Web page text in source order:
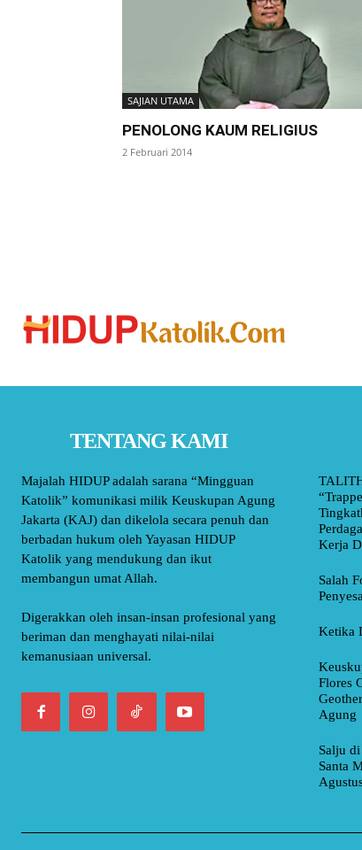
SAJIAN UTAMA
PENOLONG KAUM RELIGIUS
2 Februari 2014
TENTANG KAMI
Majalah HIDUP adalah sarana “Mingguan
Katolik” komunikasi milik Keuskupan Agung
Jakarta (KAJ) dan dikelola secara penuh dan
berbadan hukum oleh Yayasan HIDUP
Katolik yang mendukung dan ikut
membangun umat Allah.
Digerakkan oleh insan-insan profesional yang
beriman dan menghayati nilai-nilai
kemanusiaan universal.
Kerja
Salah
Ketika
Flores
Agung
Salju
Santa